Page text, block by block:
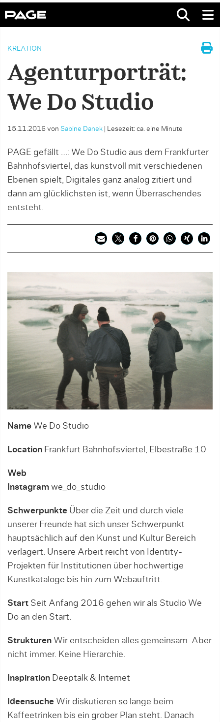
KREATION
Agenturporträt:
We Do Studio
15.11.2016 von Sabine Danek Lesezeit: ca. eine Minute
PAGE gefällt …: We Do Studio aus dem Frankfurter
Bahnhofsviertel, das kunstvoll mit verschiedenen
Ebenen spielt, Digitales ganz analog zitiert und
dann am glücklichsten ist, wenn Überraschendes
entsteht.
Name We Do Studio
Location Frankfurt Bahnhofsviertel, Elbestraße 10
Web
Instagram we_do_studio
Schwerpunkte Über die Zeit und durch viele
unserer Freunde hat sich unser Schwerpunkt
hauptsächlich auf den Kunst und Kultur Bereich
verlagert. Unsere Arbeit reicht von Identity-
Projekten für Institutionen über hochwertige
Kunstkataloge bis hin zum Webauftritt.
Start Seit Anfang 2016 gehen wir als Studio We
Do an den Start.
Strukturen Wir entscheiden alles gemeinsam. Aber
nicht immer. Keine Hierarchie.
Inspiration Deeptalk & Internet
Ideensuche Wir diskutieren so lange beim
Kaffeetrinken bis ein grober Plan steht. Danach